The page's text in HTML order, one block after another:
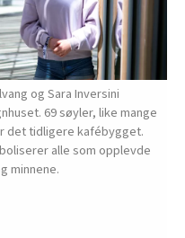
og Sara Inversini
69 søyler, like mange
det tidligere kafébygget.
alle som opplevde
minnene.